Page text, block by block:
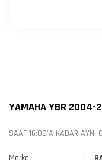
YAMAHA YBR 2004-
SAAT 16:00'A KADAR AYNI
Marka